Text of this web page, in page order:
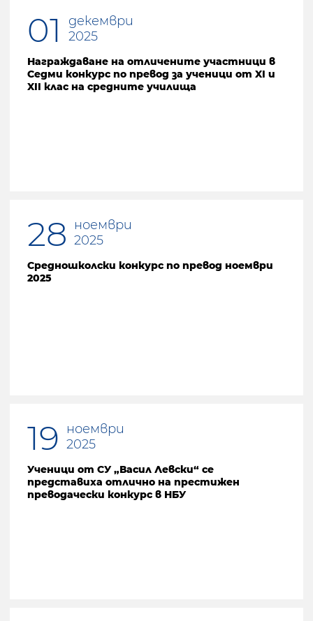
01
декември
2025
Награждаване на отличените участници в
Седми конкурс по превод за ученици от XI и
XII клас на средните училища
28
ноември
2025
Средношколски конкурс по превод ноември
2025
19
ноември
2025
Ученици от СУ „Васил Левски“ се
представиха отлично на престижен
преводачески конкурс в НБУ